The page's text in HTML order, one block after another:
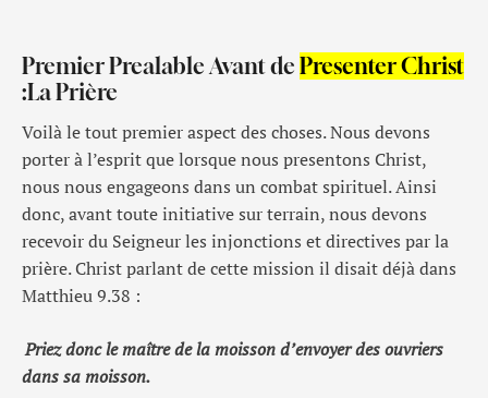
Premier Prealable Avant de Presenter Christ
:La Prière
Voilà le tout premier aspect des choses. Nous devons
porter à l’esprit que lorsque nous presentons Christ,
nous nous engageons dans un combat spirituel. Ainsi
donc, avant toute initiative sur terrain, nous devons
recevoir du Seigneur les injonctions et directives par la
prière. Christ parlant de cette mission il disait déjà dans
Matthieu 9.38 :
Priez donc le maître de la moisson d’envoyer des ouvriers
dans sa moisson.